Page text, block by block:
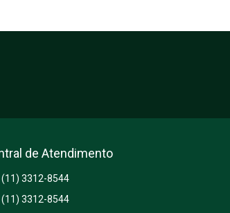
de Atendimento
(11) 3312-8544
(11) 3312-8544